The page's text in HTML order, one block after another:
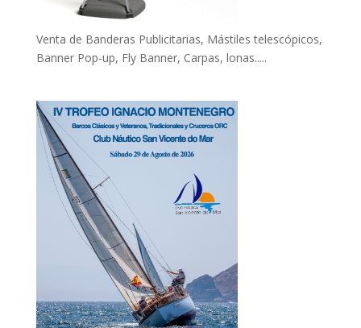
Venta de Banderas Publicitarias, Mástiles telescópicos,
Banner Pop-up, Fly Banner, Carpas, lonas.....